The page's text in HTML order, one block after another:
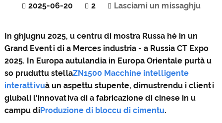
2025-06-20 2 Lasciami un missaghju
In ghjugnu 2025, u centru di mostra Russa hè in un
Grand Eventi di a Merces industria - a Russia CT Expo
2025. In Europa autulandia in Europa Orientale purtà u
so pruduttu stellaZN1500 Macchine intelligente
interattivuà un aspettu stupente, dimustrendu i clienti
glubali l'innovativa di a fabricazione di cinese in u
campu diProduzione di bloccu di cimentu.